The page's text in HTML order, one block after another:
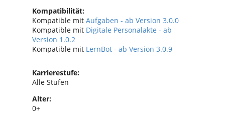
Kompatibilität:
Kompatible mit Aufgaben - ab Version 3.0.0
Kompatible mit Digitale Personalakte - ab
Version 1.0.2
Kompatible mit LernBot - ab Version 3.0.9
Karrierestufe:
Alle Stufen
Alter:
0+